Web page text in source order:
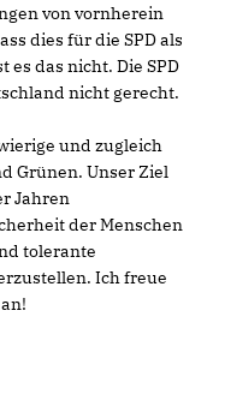
von vornherein
dies für die SPD als
das nicht. Die SPD
nicht gerecht.
und zugleich
Grünen. Unser Ziel
Jahren
der Menschen
tolerante
Ich freue